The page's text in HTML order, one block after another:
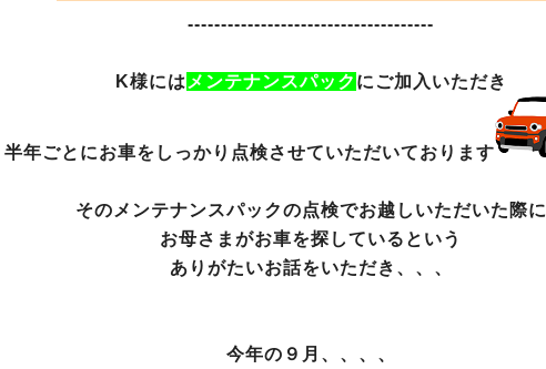
-------------------------------------
K様には メンテナンスパック にご加入いただき
半年ごとにお車をしっかり点検させていただいております
そのメンテナンスパックの点検でお越しいただいた際に
お母さまがお車を探しているという
ありがたいお話をいただき、、、
今年の９月、、、、